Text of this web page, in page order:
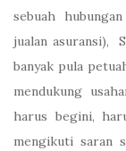
sebuah
jualan asuransi),
banyak pula
mendukung
harus begini,
mengikuti saran